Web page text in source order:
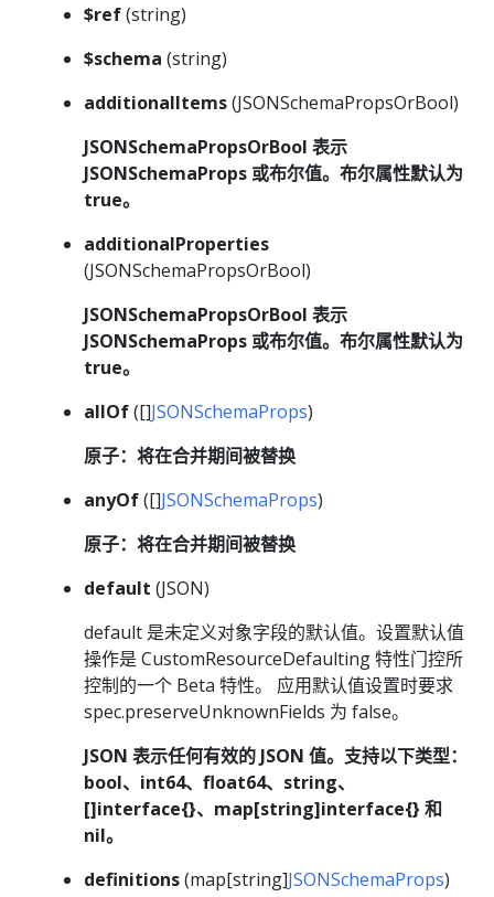
$ref(string)
$schema (string)
additionalItems(JSONSchemaPropsOrBool)
JSONSchemaPropsOrBool 表示
JSONSchemaProps 或布尔值。布尔属性默认为
true。
additionalProperties
(JSONSchemaPropsOrBool)
JSONSchemaPropsOrBool 表示
JSONSchemaProps 或布尔值。布尔属性默认为
true。
allOf([]JSONSchemaProps)
原子：将在合并期间被替换
anyOf([]JSONSchemaProps)
原子：将在合并期间被替换
default (JSON)
default 是未定义对象字段的默认值。设置默认值
操作是 CustomResourceDefaulting 特性门控所
控制的一个 Beta 特性。 应用默认值设置时要求
spec.preserveUnknownFields 为 false。
JSON 表示任何有效的 JSON 值。支持以下类型：
bool、int64、float64、string、
[]interface{}、map[string]interface{} 和
nil。
definitions(map[string]JSONSchemaProps)